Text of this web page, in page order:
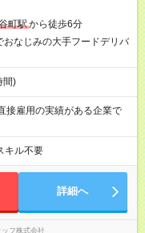
町駅から徒歩6分
なじみの大手フードデリバ
間)
接雇用の実績がある企業で
キル不要
詳細へ
フ株式会社